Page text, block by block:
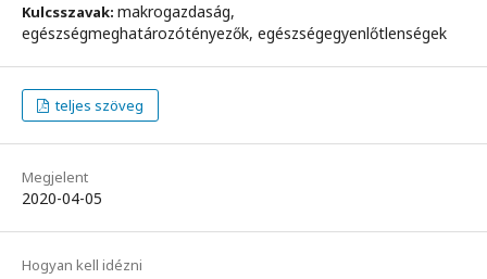
Kulcsszavak: makrogazdaság,
egészségmeghatározótényezők, egészségegyenlőtlenségek
teljes szöveg
Megjelent
2020-04-05
Hogyan kell idézni